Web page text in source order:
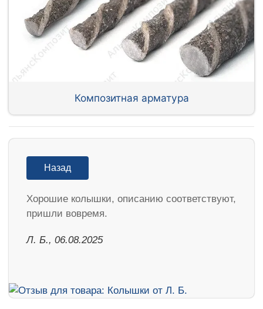
Композитная арматура
Назад
Хорошие колышки, описанию соответствуют,
пришли вовремя.
Л. Б., 06.08.2025